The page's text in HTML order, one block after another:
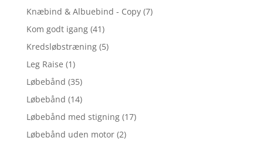
Knæbind & Albuebind - Copy (7)
Kom godt igang (41)
Kredsløbstræning (5)
Leg Raise (1)
Løbebånd (35)
Løbebånd (14)
Løbebånd med stigning (17)
Løbebånd uden motor (2)